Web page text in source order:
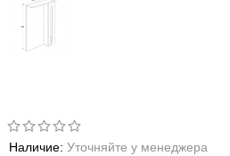
Наличие: Уточняйте у менеджера